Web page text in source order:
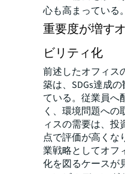
心も高まっている。
重要度が増す
ビリティ化
前述したオフィス
築は、SDGs達成
ている。従業員へ
く、環境問題への
ィスの需要は、投
点で評価が高くな
業戦略としてオフ
化を図るケースが